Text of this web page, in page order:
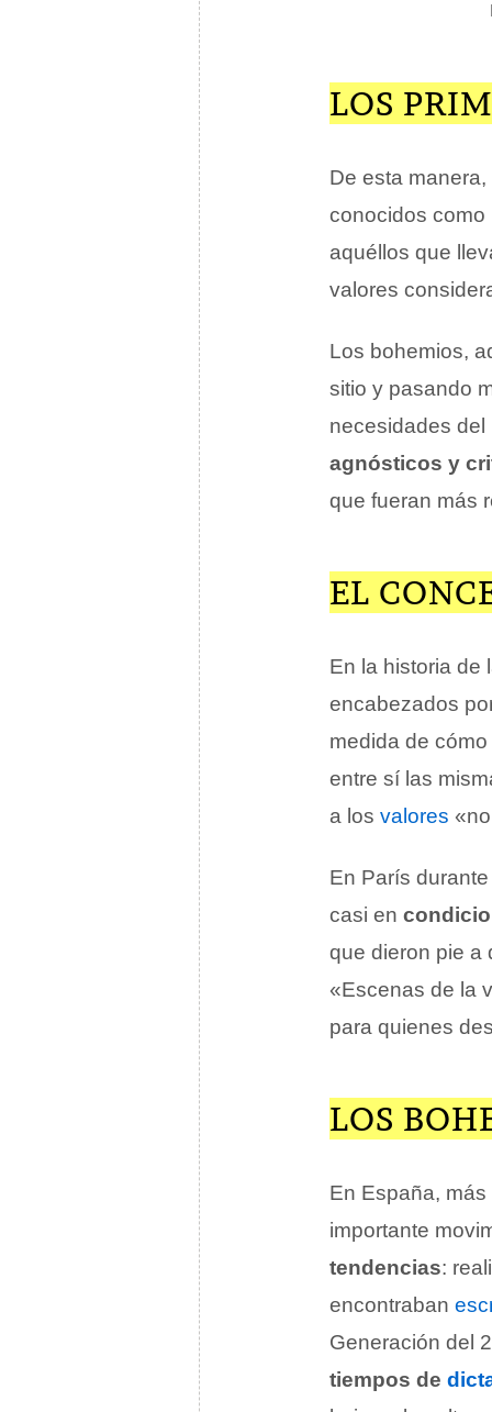
LOS
De esta
conocidos como
aquéllos que
valores
Los bohemios,
sitio y pasando
necesidades
agnósticos y
que fueran más
EL
En la historia de
encabezados
medida de
entre sí las
a los valores
En París
casi en
que dieron pie a
«Escenas de la
para quienes
LOS
En España,
importante
tendencias:
encontraban
Generación del
tiempos de